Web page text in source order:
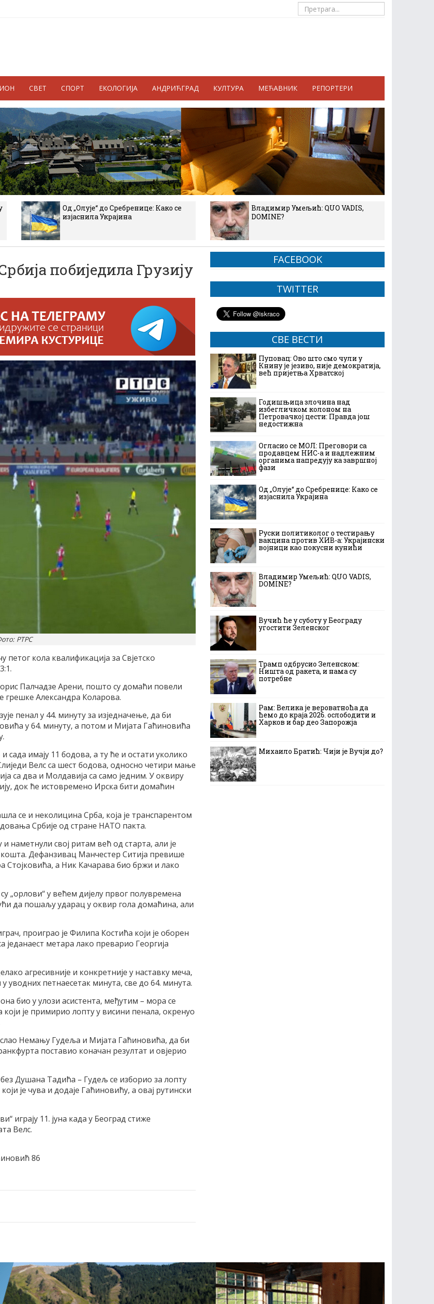
СВЕТ СПОРТ ЕКОЛОГИЈА АНДРИЋГРАД КУЛТУРА МЕЋАВНИК РЕПОРТЕРИ
Од „Олује“ до Сребренице: Како се
изјаснила Украјина
Владимир Умељић: QUO VADIS,
DOMINE?
побиједила Грузију
РТРС
петог кола квалификација за Свјетско
Палчадзе Арени, пошто су домаћи повели
грешке Александра Коларова.
пенал у 44. минуту за изједначење, да би
у 64. минуту, а потом и Мијата Гаћиновића
сада имају 11 бодова, а ту ће и остати уколико
Велс са шест бодова, односно четири мање
са два и Молдавија са само једним. У оквиру
док ће истовремено Ирска бити домаћин
се и неколицина Срба, која је транспарентом
Србије од стране НАТО пакта.
наметнули свој ритам већ од старта, али је
Дефанзивац Манчестер Ситија превише
а Ник Качарава био бржи и лако
„орлови“ у већем дијелу првог полувремена
да пошаљу ударац у оквир гола домаћина, али
проиграо је Филипа Костића који је оборен
једанаест метара лако преварио Георгија
агресивније и конкретније у наставку меча,
уводних петнаесетак минута, све до 64. минута.
био у улози асистента, међутим – мора се
је примирио лопту у висини пенала, окренуо
Немању Гудеља и Мијата Гаћиновића, да би
поставио коначан резултат и овјерио
Душана Тадића – Гудељ се изборио за лопту
је чува и додаје Гаћиновићу, а овај рутински
играју 11. јуна када у Београд стиже
Велс.
86
FACEBOOK
TWITTER
СВЕ ВЕСТИ
Пуповац: Ово што смо чули у
Книну је језиво, није демократија,
већ пријетња Хрватској
Годишњица злочина над
избегличком колоном на
Петровачкој цести: Правда још
недостижна
Огласио се МОЛ: Преговори са
продавцем НИС-а и надлежним
органима напредују ка завршној
фази
Од „Олује“ до Сребренице: Како се
изјаснила Украјина
Руски политиколог о тестирању
вакцина против ХИВ-а: Украјински
војници као покусни кунићи
Владимир Умељић: QUO VADIS,
DOMINE?
Вучић ће у суботу у Београду
угостити Зеленског
Трамп одбрусио Зеленском:
Ништа од ракета, и нама су
потребне
Рам: Велика је вероватноћа да
ћемо до краја 2026. ослободити и
Харков и бар део Запорожја
Михаило Братић: Чији је Вучји до?